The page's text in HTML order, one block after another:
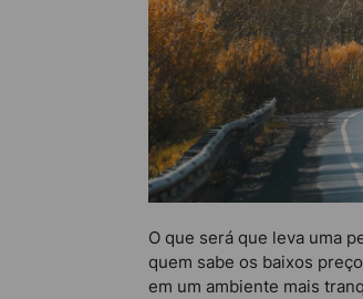
O que será que leva uma
quem sabe os baixos
em um ambiente mais